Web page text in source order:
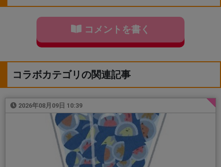
コメントを書く
コラボカテゴリの関連記事
2026年08月09日 10:39